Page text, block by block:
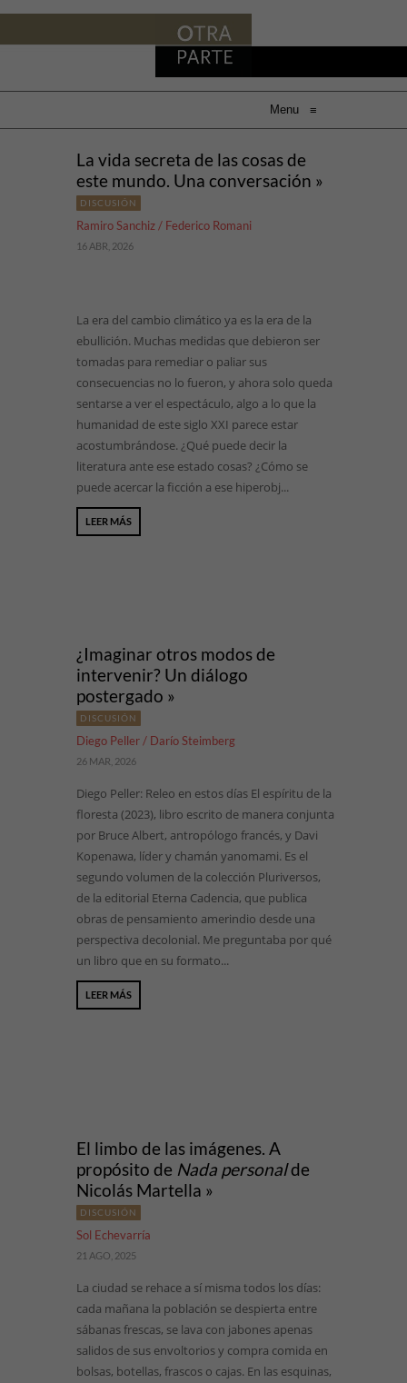
Menu ≡
La vida secreta de las cosas de
este mundo. Una conversación »
DISCUSIÓN
Ramiro Sanchiz / Federico Romani
16 ABR, 2026
La era del cambio climático ya es la era de la
ebullición. Muchas medidas que debieron ser
tomadas para remediar o paliar sus
consecuencias no lo fueron, y ahora solo queda
sentarse a ver el espectáculo, algo a lo que la
humanidad de este siglo XXI parece estar
acostumbrándose. ¿Qué puede decir la
literatura ante ese estado cosas? ¿Cómo se
puede acercar la ficción a ese hiperobj...
LEER MÁS
¿Imaginar otros modos de
intervenir? Un diálogo
postergado »
DISCUSIÓN
Diego Peller / Darío Steimberg
26 MAR, 2026
Diego Peller: Releo en estos días El espíritu de la
floresta (2023), libro escrito de manera conjunta
por Bruce Albert, antropólogo francés, y Davi
Kopenawa, líder y chamán yanomami. Es el
segundo volumen de la colección Pluriversos,
de la editorial Eterna Cadencia, que publica
obras de pensamiento amerindio desde una
perspectiva decolonial. Me preguntaba por qué
un libro que en su formato...
LEER MÁS
El limbo de las imágenes. A
propósito de Nada personalde
Nicolás Martella »
DISCUSIÓN
Sol Echevarría
21 AGO, 2025
La ciudad se rehace a sí misma todos los días:
cada mañana la población se despierta entre
sábanas frescas, se lava con jabones apenas
salidos de sus envoltorios y compra comida en
bolsas, botellas, frascos o cajas. En las esquinas,